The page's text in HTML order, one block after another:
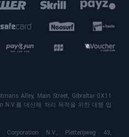
Alley, Main Street, Gibraltar GX11
N.V.를 대신해 처리 목적을 위한 대행 업
Corporation N.V., Pletterijweg 43,